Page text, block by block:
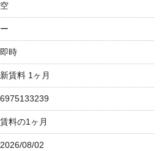
空
ー
即時
新賃料 1ヶ月
6975133239
賃料の1ヶ月
2026/08/02